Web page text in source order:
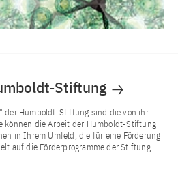
Stiftung
der Humboldt-Stiftung sind die von ihr
können die Arbeit der Humboldt-Stiftung
in Ihrem Umfeld, die für eine Förderung
auf die Förderprogramme der Stiftung